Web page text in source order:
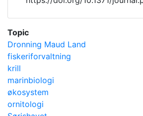
Topic
Dronning Maud Land
fiskeriforvaltning
krill
marinbiologi
økosystem
ornitologi